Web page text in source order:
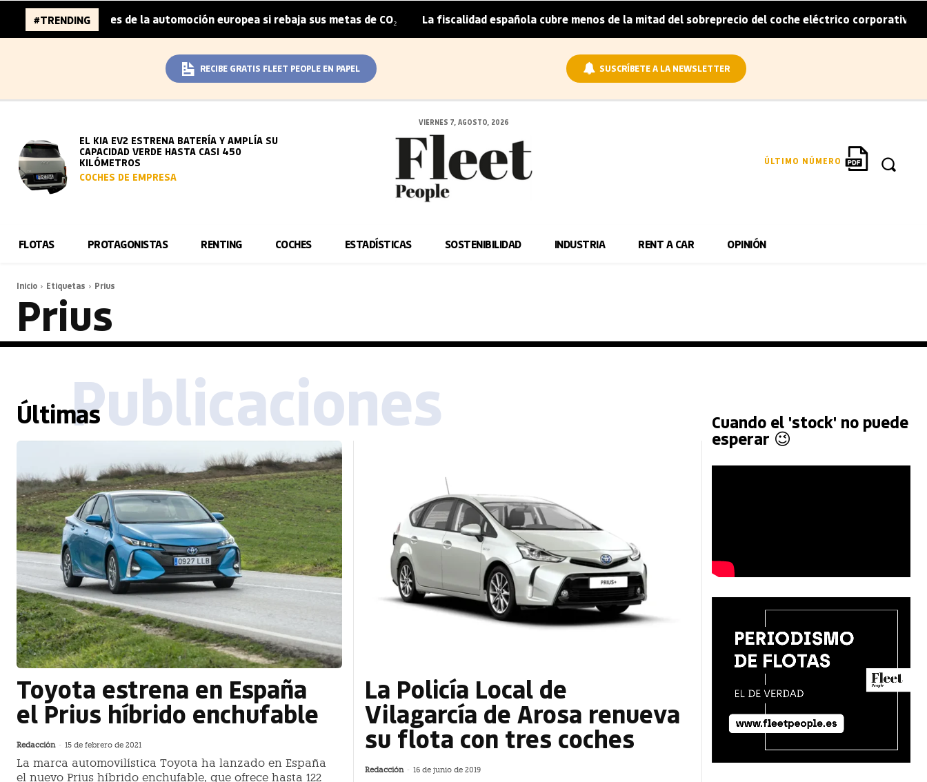
#TRENDING
96.000 millones de la automoción europea si rebaja sus metas de CO₂ | La fiscalidad española cubre menos de la mitad del sobreprecio del coche eléctrico corporativo |
RECIBE GRATIS FLEET PEOPLE EN PAPEL SUSCRÍBETE A LA NEWSLETTER
EL KIA EV2 ESTRENA BATERÍA Y AMPLÍA SU
CAPACIDAD VERDE HASTA CASI 450
KILÓMETROS
COCHES DE EMPRESA
VIERNES 7, AGOSTO, 2026
ÚLTIMO NÚMERO
FLOTAS PROTAGONISTAS RENTING COCHES ESTADÍSTICAS SOSTENIBILIDAD INDUSTRIA RENT A CAR OPINIÓN
Inicio Etiquetas Prius
Prius
ÚltimasPublicaciones
Toyota estrena en España
el Prius híbrido enchufable
Redacción - 15 de febrero de 2021
La marca automovilística Toyota ha lanzado en España
el nuevo Prius híbrido enchufable, que ofrece hasta 122
La Policía Local de
Vilagarcía de Arosa renueva
su flota con tres coches
Redacción - 16 de junio de 2019
Cuando el 'stock' no puede
esperar 😉